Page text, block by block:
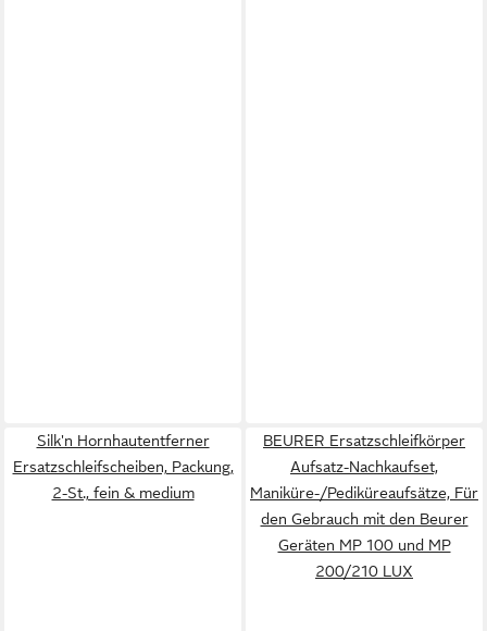
Silk'n Hornhautentferner
Ersatzschleifscheiben, Packung,
2-St., fein & medium
BEURER Ersatzschleifkörper
Aufsatz-Nachkaufset,
Maniküre-/Pediküreaufsätze, Für
den Gebrauch mit den Beurer
Geräten MP 100 und MP
200/210 LUX